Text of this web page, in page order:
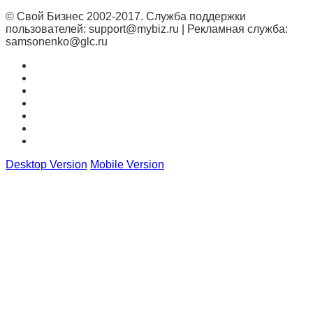
© Свой Бизнес 2002-2017. Служба поддержки
пользователей: support@mybiz.ru | Рекламная служба:
samsonenko@glc.ru
Desktop Version Mobile Version